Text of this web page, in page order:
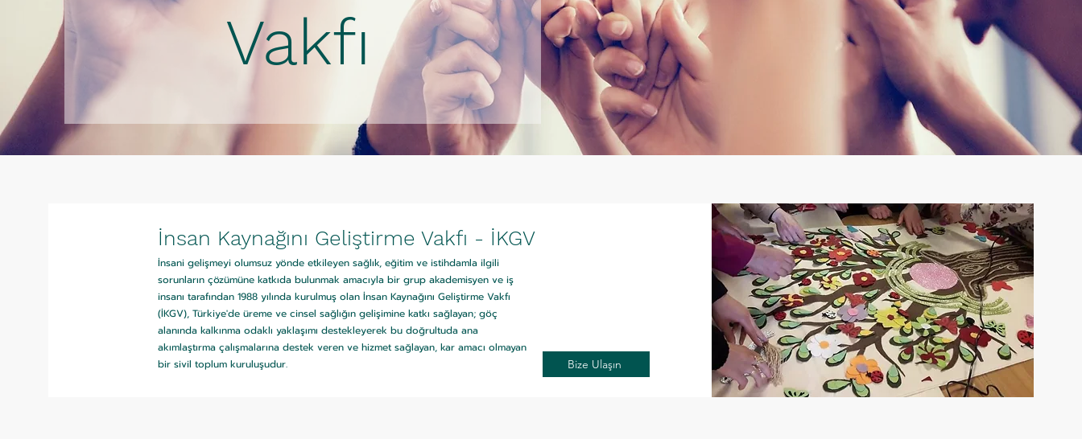
Vakfı
İnsan Kaynağını Geliştirme Vakfı - İKGV
İnsani gelişmeyi olumsuz yönde etkileyen sağlık, eğitim ve istihdamla ilgili
sorunların çözümüne katkıda bulunmak amacıyla bir grup akademisyen ve iş
insanı tarafından 1988 yılında kurulmuş olan İnsan Kaynağını Geliştirme Vakfı
(İKGV), Türkiye'de üreme ve cinsel sağlığın gelişimine katkı sağlayan; göç
alanında kalkınma odaklı yaklaşımı destekleyerek bu doğrultuda ana
akımlaştırma çalışmalarına destek veren ve hizmet sağlayan, kar amacı olmayan
bir sivil toplum kuruluşudur.
Bize Ulaşın